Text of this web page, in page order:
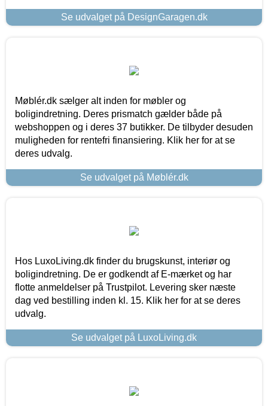
Se udvalget på DesignGaragen.dk
Møblér.dk sælger alt inden for møbler og
boligindretning. Deres prismatch gælder både på
webshoppen og i deres 37 butikker. De tilbyder desuden
muligheden for rentefri finansiering. Klik her for at se
deres udvalg.
Se udvalget på Møblér.dk
Hos LuxoLiving.dk finder du brugskunst, interiør og
boligindretning. De er godkendt af E-mærket og har
flotte anmeldelser på Trustpilot. Levering sker næste
dag ved bestilling inden kl. 15. Klik her for at se deres
udvalg.
Se udvalget på LuxoLiving.dk